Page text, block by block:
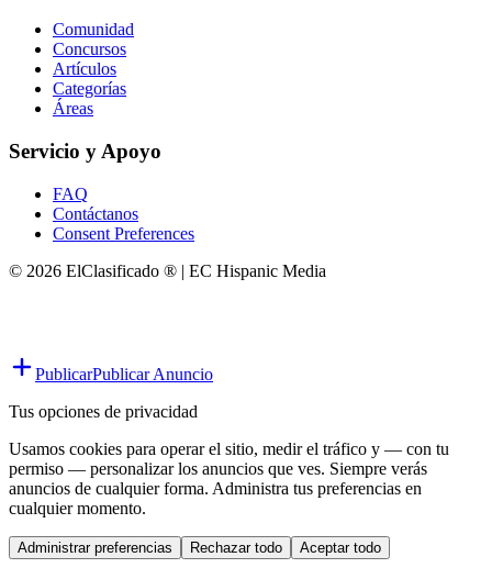
Comunidad
Concursos
Artículos
Categorías
Áreas
Servicio y Apoyo
FAQ
Contáctanos
Consent Preferences
© 2026 ElClasificado ® | EC Hispanic Media
PublicarPublicar Anuncio
Tus opciones de privacidad
Usamos cookies para operar el sitio, medir el tráfico y — con tu
permiso — personalizar los anuncios que ves. Siempre verás
anuncios de cualquier forma. Administra tus preferencias en
cualquier momento.
Administrar preferencias Rechazar todo Aceptar todo